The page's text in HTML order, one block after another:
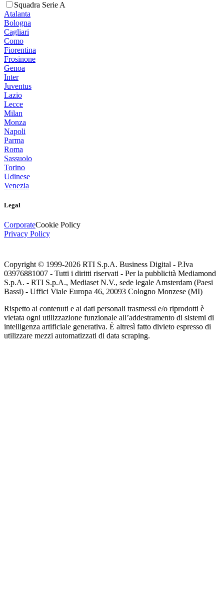
Squadra Serie A
Atalanta
Bologna
Cagliari
Como
Fiorentina
Frosinone
Genoa
Inter
Juventus
Lazio
Lecce
Milan
Monza
Napoli
Parma
Roma
Sassuolo
Torino
Udinese
Venezia
Legal
CorporateCookie Policy
Privacy Policy
Copyright © 1999-2026 RTI S.p.A. Business Digital - P.Iva
03976881007 - Tutti i diritti riservati - Per la pubblicità Mediamond
S.p.A. - RTI S.p.A., Mediaset N.V., sede legale Amsterdam (Paesi
Bassi) - Uffici Viale Europa 46, 20093 Cologno Monzese (MI)
Rispetto ai contenuti e ai dati personali trasmessi e/o riprodotti è
vietata ogni utilizzazione funzionale all’addestramento di sistemi di
intelligenza artificiale generativa. È altresì fatto divieto espresso di
utilizzare mezzi automatizzati di data scraping.